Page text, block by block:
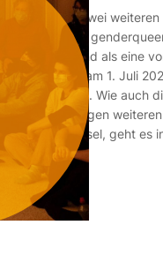
Von roan und zwei
wurde von drei
geschrieben und als eine
«Pride Walks» am 1. Juli
bunt!) gehalten. Wie auch
inzwischen einigen
städtischen Basel, geht es